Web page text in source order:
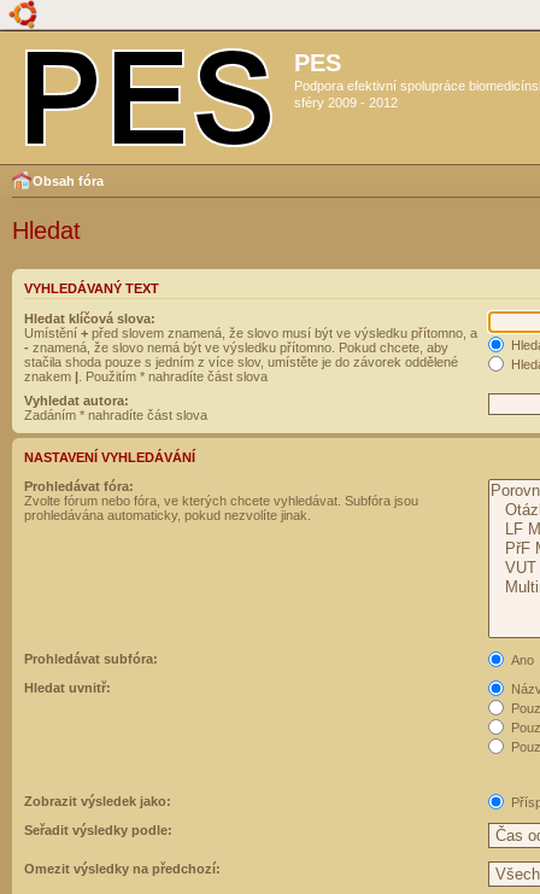
PES
Podpora efektivní spolupráce
sféry 2009 - 2012
Obsah fóra
Hledat
VYHLEDÁVANÝ TEXT
Hledat klíčová slova:
Umístění + před slovem znamená, že slovo musí být ve výsledku přítomno, a
- znamená, že slovo nemá být ve výsledku přítomno. Pokud chcete, aby
stačila shoda pouze s jedním z více slov, umístěte je do závorek oddělené
znakem | . Použitím * nahradíte část slova
Vyhledat autora:
Zadáním * nahradíte část slova
NASTAVENÍ VYHLEDÁVÁNÍ
Prohledávat fóra:
Zvolte fórum nebo fóra, ve kterých chcete vyhledávat. Subfóra jsou
prohledávána automaticky, pokud nezvolíte jinak.
Prohledávat subfóra:
Ano
Hledat uvnitř:
Zobrazit výsledek jako:
Seřadit výsledky podle:
Omezit výsledky na předchozí: